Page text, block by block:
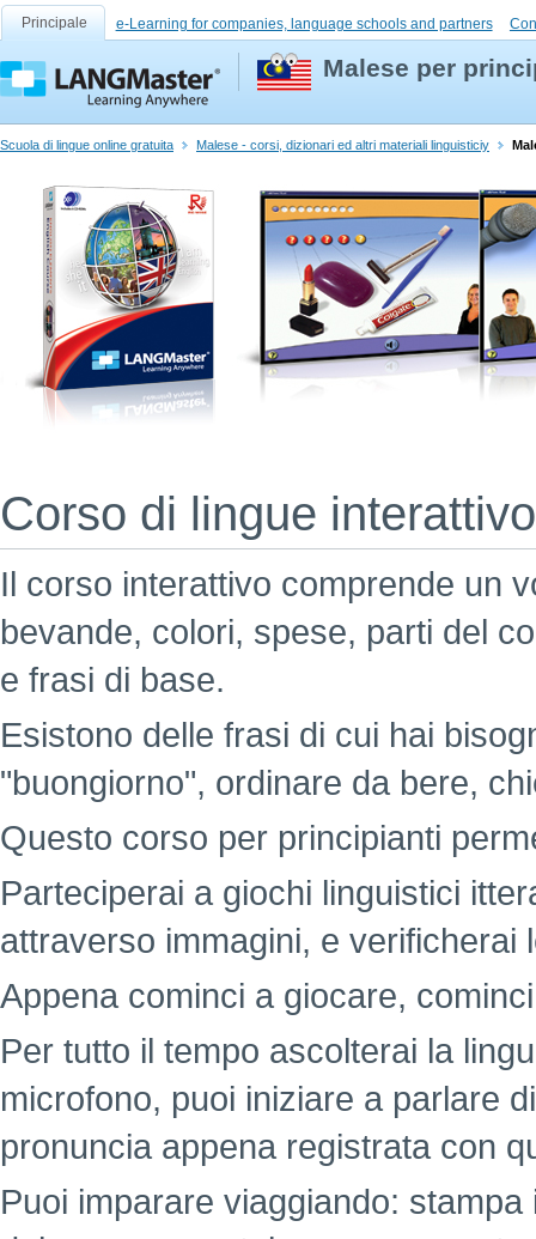
Principale e-Learning for companies, language schools and partners
Malese per
Scuola di lingue online gratuita Malese - corsi, dizionari ed altri materiali linguisticiy
Corso di lingue
Il corso interattivo comprende un
bevande, colori, spese, parti del
e frasi di base.
Esistono delle frasi di cui hai
"buongiorno", ordinare da bere,
Questo corso per principianti
Parteciperai a giochi linguistici
attraverso immagini, e
Appena cominci a giocare,
Per tutto il tempo ascolterai la
microfono, puoi iniziare a parlare
pronuncia appena registrata con
Puoi imparare viaggiando: